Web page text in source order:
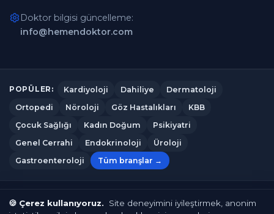
Doktor bilgisi güncelleme:
info@hemendoktor.com
POPÜLER: Kardiyoloji Dahiliye
Dermatoloji
Ortopedi
Nöroloji Göz Hastalıkları
KBB
Çocuk Sağlığı
Kadın Doğum
Psikiyatri
Genel Cerrahi
Endokrinoloji
Üroloji
Gastroenteroloji
Tüm branşlar →
© 2026Hemendoktor.com— Tüm hakları saklıdır.
🍪 Çerez kullanıyoruz.
Site deneyimini iyileştirmek, anonim